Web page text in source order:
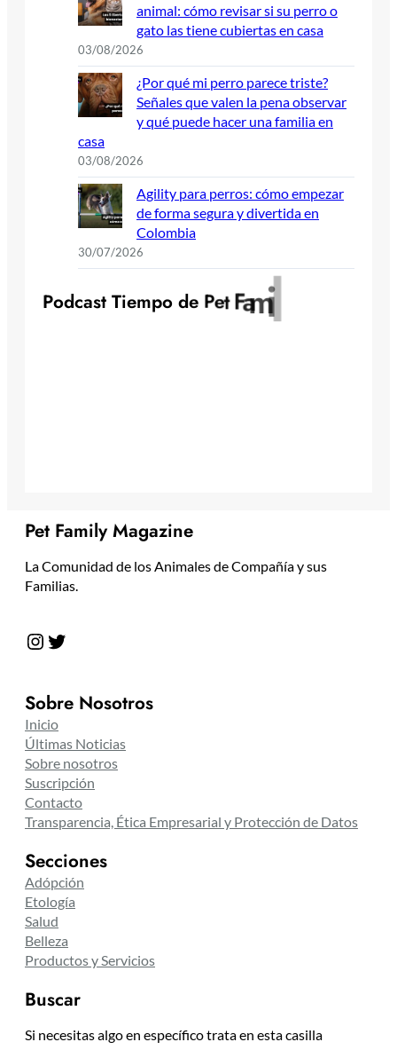
animal: cómo revisar si su perro o
gato las tiene cubiertas en casa
03/08/2026
¿Por qué mi perro parece triste?
Señales que valen la pena observar
y qué puede hacer una familia en
casa
03/08/2026
Agility para perros: cómo empezar
de forma segura y divertida en
Colombia
30/07/2026
Podcast Tiempo de PetFamil
Pet Family Magazine
La Comunidad de los Animales de Compañía y sus
Familias.
Instagram Twitter
Sobre Nosotros
Inicio
Últimas Noticias
Sobre nosotros
Suscripción
Contacto
Transparencia, Ética Empresarial y Protección de Datos
Secciones
Adópción
Etología
Salud
Belleza
Productos y Servicios
Buscar
Si necesitas algo en específico trata en esta casilla